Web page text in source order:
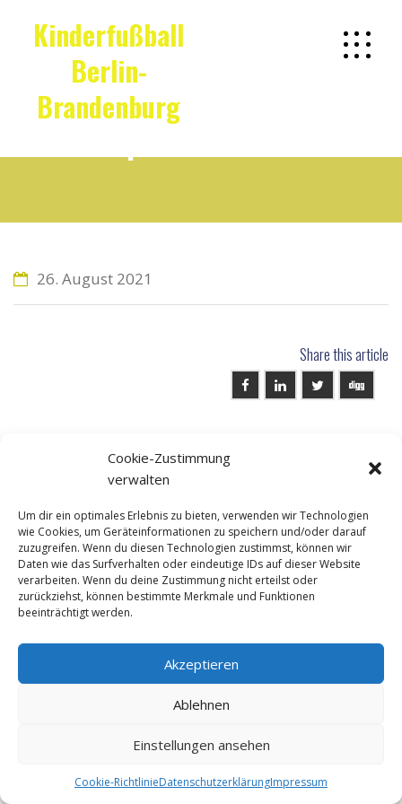
Cookie-Zustimmung
verwalten
Um dir ein optimales Erlebnis zu bieten, verwenden wir Technologien
wie Cookies, um Geräteinformationen zu speichern und/oder darauf
zuzugreifen. Wenn du diesen Technologien zustimmst, können wir
Daten wie das Surfverhalten oder eindeutige IDs auf dieser Website
verarbeiten. Wenn du deine Zustimmung nicht erteilst oder
zurückziehst, können bestimmte Merkmale und Funktionen
beeinträchtigt werden.
Akzeptieren
Ablehnen
Einstellungen ansehen
Cookie-RichtlinieDatenschutzerklärungImpressum
Kinderfußball
Berlin-
Brandenburg
26. August 2021
Share this article
Kontakt
Newsletter
Datenschutzerklärung
Impressum
Cookie-Richtlinie (EU)
@Multi Sports Pro